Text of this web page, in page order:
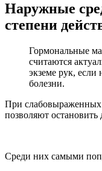
Наружные
степени
Гормональные
считаются
экземе рук, если
болезни.
При слабовыраженных
позволяют остановить
Среди них самыми